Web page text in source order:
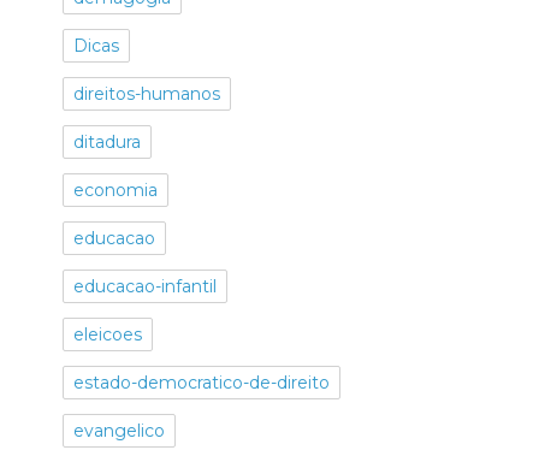
Dicas
direitos-humanos
ditadura
economia
educacao
educacao-infantil
eleicoes
estado-democratico-de-direito
evangelico